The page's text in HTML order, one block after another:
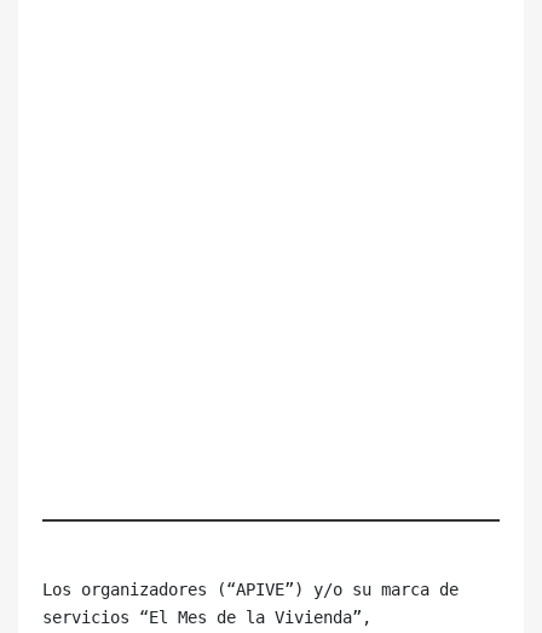
Los organizadores (“APIVE”) y/o su marca de
servicios “El Mes de la Vivienda”,